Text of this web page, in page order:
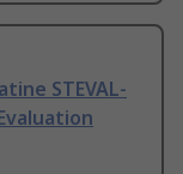
STEVAL-